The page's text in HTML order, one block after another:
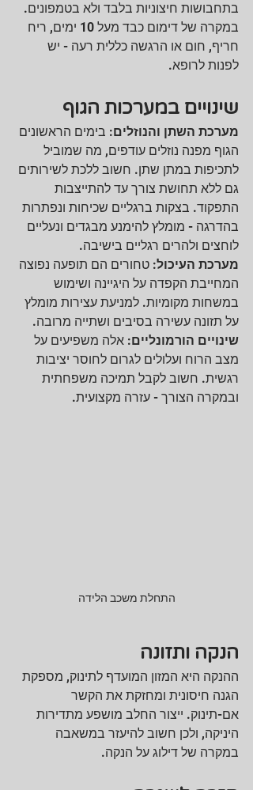
בתחבושות חיצוניות בלבד ולא בטמפונים.
במקרה של דימום כבד מעל 10 ימים, ריח
חריף, חום או הרגשה כללית רעה - יש
לפנות לרופא.
שינויים במערכות הגוף
מערכת השתן והנוזלים: בימים הראשונים
הגוף מפנה נוזלים עודפים, מה שמוביל
לתכיפות במתן שתן. חשוב ללכת לשירותים
גם ללא תחושת צורך עד להתייצבות
התפקוד. בצקות ברגליים שכיחות ונפתרות
בהדרגה - מומלץ להימנע מבגדים ונעליים
לוחצים ולהרים רגליים בישיבה.
מערכת העיכול: טחורים הם תופעה נפוצה
המחייבת הקפדה על היגיינה ושימוש
במשחות מקומיות. למניעת עצירות מומלץ
על תזונה עשירה בסיבים ושתייה מרובה.
שינויים הורמונליים: אלה משפיעים על
מצב הרוח ועלולים לגרום לחוסר יציבות
רגשית. חשוב לקבל תמיכה משפחתית
ובמקרה הצורך - עזרה מקצועית.
התחלת משכב הלידה
הנקה ותזונה
ההנקה היא המזון המועדף לתינוק, מספקת
הגנה חיסונית ומחזקת את הקשר
אם-תינוק. ייצור החלב מושפע מתדירות
היניקה, ולכן חשוב להיעזר במשאבה
במקרה של דילוג על הנקה.